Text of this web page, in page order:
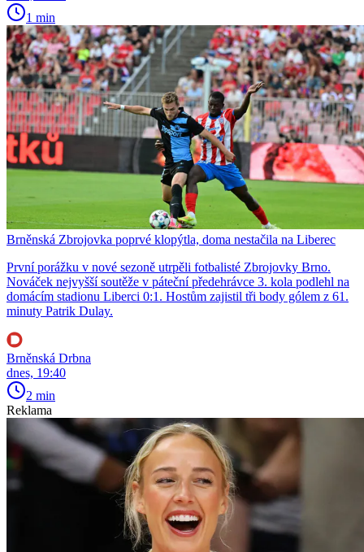
1 min
Brněnská Zbrojovka poprvé klopýtla, doma nestačila na Liberec
První porážku v nové sezoně utrpěli fotbalisté Zbrojovky Brno.
Nováček nejvyšší soutěže v páteční předehrávce 3. kola podlehl na
domácím stadionu Liberci 0:1. Hostům zajistil tři body gólem z 61.
minuty Patrik Dulay.
Brněnská Drbna
dnes, 19:40
2 min
Reklama